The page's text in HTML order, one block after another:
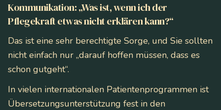
Kommunikation: „Was ist, wenn ich der
Pflegekraft etwas nicht erklären kann?“
Das ist eine sehr berechtigte Sorge, und Sie sollten
nicht einfach nur „darauf hoffen müssen, dass es
schon gutgeht“.
In vielen internationalen Patientenprogrammen ist
Übersetzungsunterstützung fest in den